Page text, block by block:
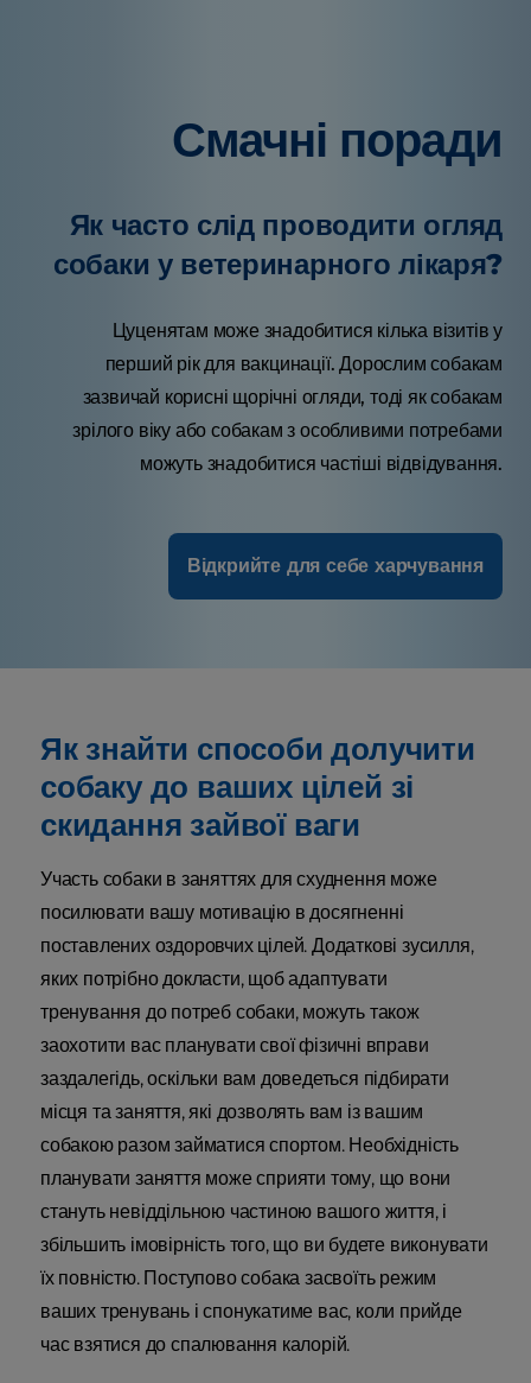
Смачні поради
Як часто слід проводити огляд
собаки у ветеринарного лікаря?
Цуценятам може знадобитися кілька візитів у
перший рік для вакцинації. Дорослим собакам
зазвичай корисні щорічні огляди, тоді як собакам
зрілого віку або собакам з особливими потребами
можуть знадобитися частіші відвідування.
Відкрийте для себе харчування
Як знайти способи долучити
собаку до ваших цілей зі
скидання зайвої ваги
Участь собаки в заняттях для схуднення може
посилювати вашу мотивацію в досягненні
поставлених оздоровчих цілей. Додаткові зусилля,
яких потрібно докласти, щоб адаптувати
тренування до потреб собаки, можуть також
заохотити вас планувати свої фізичні вправи
заздалегідь, оскільки вам доведеться підбирати
місця та заняття, які дозволять вам із вашим
собакою разом займатися спортом. Необхідність
планувати заняття може сприяти тому, що вони
стануть невіддільною частиною вашого життя, і
збільшить імовірність того, що ви будете виконувати
їх повністю. Поступово собака засвоїть режим
ваших тренувань і спонукатиме вас, коли прийде
час взятися до спалювання калорій.